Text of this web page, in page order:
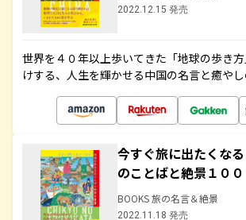
2022.12.15 発売
世界を４０年以上歩いてきた「地球の歩き
けする、人生を輝かせる中国の名言と癒や
今すぐ旅に出たくな
のことばと絶景１００
BOOKS 旅の名言＆絶景
2022.11.18 発売